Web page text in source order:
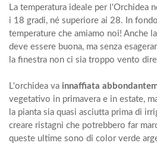
La temperatura ideale per l'Orchidea
i 18 gradi, né superiore ai 28. In
temperature che amiamo noi! Anche
deve essere buona, ma senza
la finestra non ci sia troppo vento
L'orchidea va innaffiata
vegetativo in primavera e in estate,
la pianta sia quasi asciutta prima di
creare ristagni che potrebbero far
queste ultime sono di color verde